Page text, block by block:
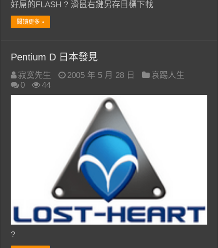
好屌的FLASH ? 滑鼠右鍵另存目標下載
閱讀更多 »
Pentium D 日本發見
寂寞先生 2005 年 5 月 28 日
哀踢人生
0
44
?